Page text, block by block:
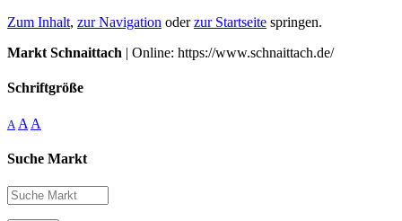
Zum Inhalt, zur Navigation oderzur Startseite springen.
Markt Schnaittach | Online: https://www.schnaittach.de/
Schriftgröße
A A A
Suche Markt